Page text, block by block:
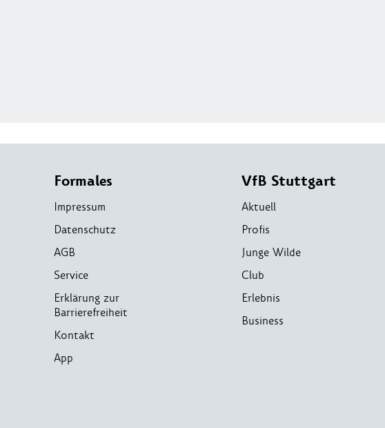
Formales
Impressum
Datenschutz
AGB
Service
Erklärung zur
Barrierefreiheit
Kontakt
App
VfB Stuttgart
Aktuell
Profis
Junge Wilde
Club
Erlebnis
Business